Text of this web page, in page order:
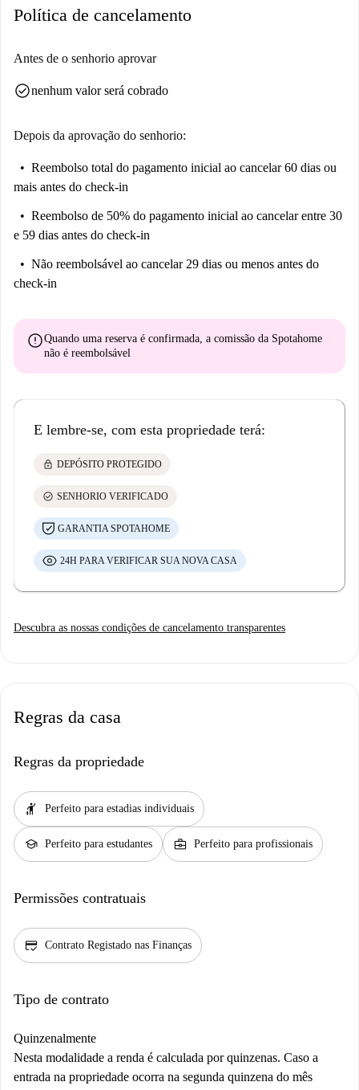
Política de cancelamento
Antes de o senhorio aprovar
check_circlenenhum valor será cobrado
Depois da aprovação do senhorio:
Reembolso total do pagamento inicial ao cancelar 60 dias ou
mais antes do check-in
Reembolso de 50% do pagamento inicial ao cancelar entre 30
e 59 dias antes do check-in
Não reembolsável ao cancelar 29 dias ou menos antes do
check-in
errorQuando uma reserva é confirmada, a comissão da Spotahome
não é reembolsável
E lembre-se, com esta propriedade terá:
lock DEPÓSITO PROTEGIDO
check_circle SENHORIO VERIFICADO
GARANTIA SPOTAHOME
24H PARA VERIFICAR SUA NOVA CASA
Descubra as nossas condições de cancelamento transparentes
Regras da casa
Regras da propriedade
hail Perfeito para estadias individuais
school Perfeito para estudantes business_center Perfeito para profissionais
Permissões contratuais
credit_score Contrato Registado nas Finanças
Tipo de contrato
Quinzenalmente
Nesta modalidade a renda é calculada por quinzenas. Caso a
entrada na propriedade ocorra na segunda quinzena do mês